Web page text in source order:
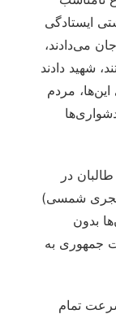
ایستادگی
می‌دادند،
شهید دادند
مردم
در
۱۵ آگست ۲۰۲۱ (۲۴ اسد ۱۴۰۰ هجری شمسی)
بدون
جمهوری به
تمام